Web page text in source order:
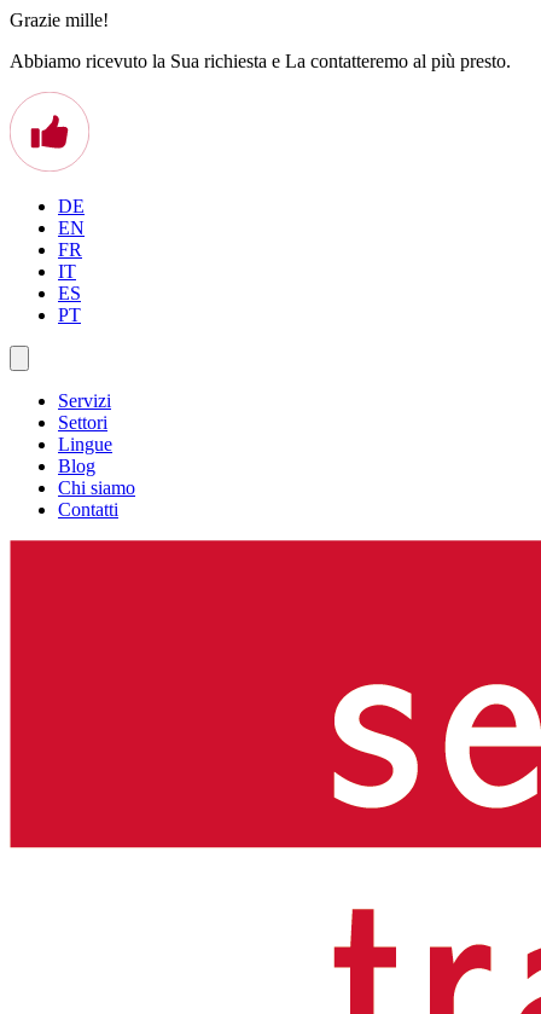
Grazie mille!
Abbiamo ricevuto la Sua richiesta e La contatteremo al più presto.
DE
EN
FR
IT
ES
PT
Servizi
Settori
Lingue
Blog
Chi siamo
Contatti